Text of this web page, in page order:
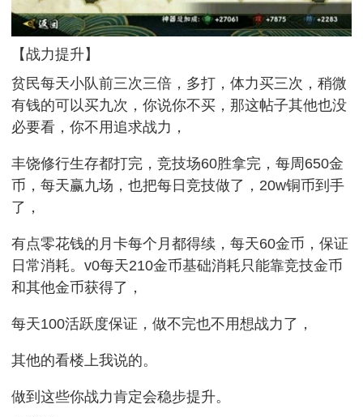
【战力提升】
贫民每天小队前三次三倍，多打，体力买三次，稍微
有钱的可以买九次，你说你不买，那这帖子其他也没
必要看，你不用追求战力，
丰饶修行生存都打完，竞技场60胜拿完，每周650金
币，每天赢九场，也把每日竞技做了，20w铜币到手
了，
有点零花钱的月卡每个月都得续，每天60金币，保证
日常消耗。v0每天210金币基础消耗只能靠竞技金币
和其他金币获得了，
每天100活跃度保证，做不完也不用想战力了，
其他的看楼上我说的。
做到这些你战力肯定会稳步提升。